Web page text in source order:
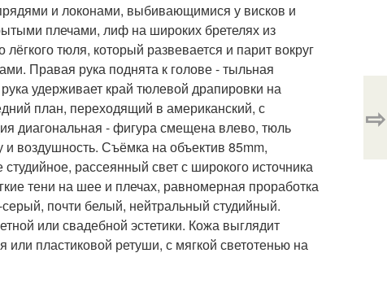
и локонами, выбивающимися у висков и
плечами, лиф на широких бретелях из
тюля, который развевается и парит вокруг
Правая рука поднята к голове - тыльная
удерживает край тюлевой драпировки на
план, переходящий в американский, с
диагональная - фигура смещена влево, тюль
воздушность. Съёмка на объектив 85mm,
рассеянный свет с широкого источника
тени на шее и плечах, равномерная проработка
почти белый, нейтральный студийный.
или свадебной эстетики. Кожа выглядит
пластиковой ретуши, с мягкой светотенью на
⇨